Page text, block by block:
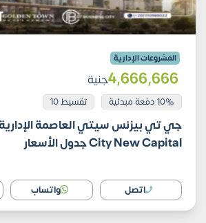
المشروعات الإدارية
4٬666٬666جنية
10% دفعة مبدئية تقسيط 10
City New Capital جدول الأسعار
اتصل واتساب